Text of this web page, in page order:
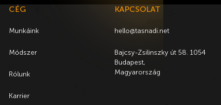
CÉG
Munkáink
Módszer
Rólunk
Karrier
KAPCSOLAT
hello@tasnadi.net
Bajcsy-Zsilinszky út 58. 1054
Budapest,
Magyarország